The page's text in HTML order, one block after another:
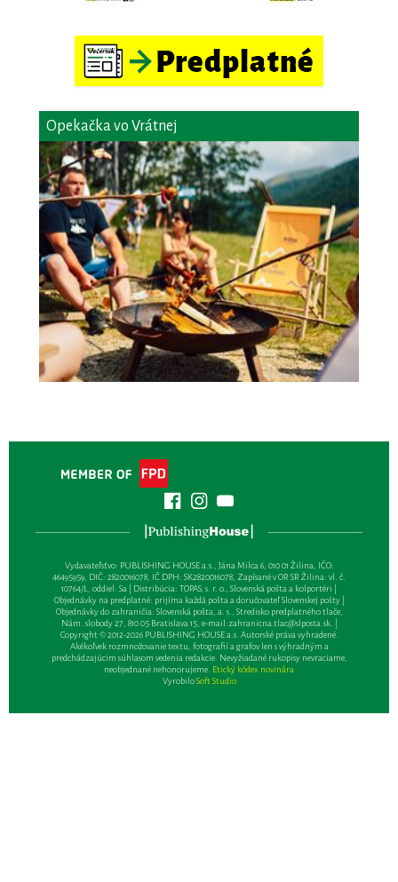
Opekačka vo Vrátnej
Vydavateľsťvo: PUBLISHING HOUSE a.s., Jána Milca 6, 010 01 Žilina, IČO:
46495959, DIČ: 2820016078, IČ DPH: SK2820016078, Zapísané v OR SR Žilina: vl. č.
10764/L, oddiel: Sa | Distribúcia: TOPAS, s. r. o., Slovenská pošta a kolportéri |
Objednávky na predplatné: prijíma každá pošta a doručovateľ Slovenskej pošty |
Objednávky do zahraničia: Slovenská pošta, a. s., Stredisko predplatného tlače,
Nám. slobody 27, 810 05 Bratislava 15, e-mail:zahranicna.tlac@slposta.sk. |
Copyright © 2012-2026 PUBLISHING HOUSE a.s. Autorské práva vyhradené.
Akékoľvek rozmnožovanie textu, fotografií a grafov len s výhradným a
predchádzajúcim súhlasom vedenia redakcie. Nevyžiadané rukopisy nevraciame,
neobjednané nehonorujeme. Etický kódex novinára
VyrobiloSoft Studio